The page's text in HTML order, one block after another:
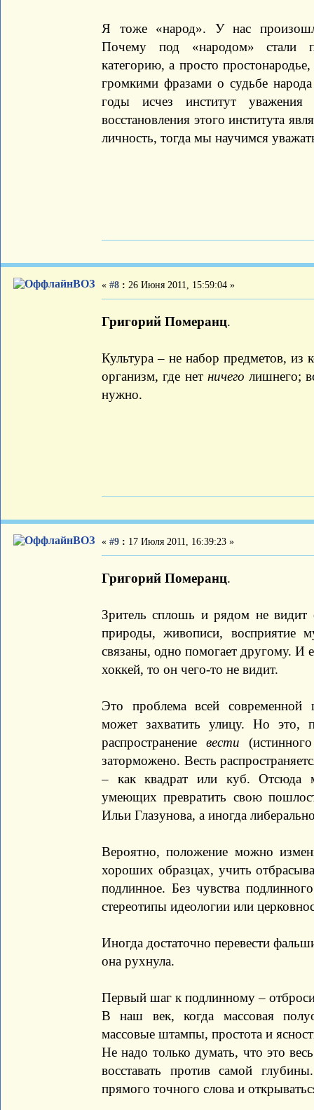
Я тоже «народ». У нас
Почему под «народом» стали
категорию, а просто
громкими фразами о судьбе
годы исчез институт
восстановления этого института
личность, тогда мы научимся
ВОЗ « #8 : 26 Июня 2011, 15:59:04 »
Григорий Померанц.
Культура – не набор предметов,
организм, где нет ничего лишнего;
нужно.
ВОЗ « #9 : 17 Июля 2011, 16:39:23 »
Григорий Померанц.
Зритель сплошь и рядом не видит
природы, живописи, восприятие
связаны, одно помогает другому. И
хоккей, то он чего-то не видит.
Это проблема всей современной
может захватить улицу. Но это,
распространение вести
заторможено. Весть
– как квадрат или куб. Отсюда
умеющих превратить свою
Ильи Глазунова, а иногда
Вероятно, положение можно
хороших образцах, учить
подлинное. Без чувства
стереотипы идеологии или
Иногда достаточно перевести
она рухнула.
Первый шаг к подлинному –
В наш век, когда массовая
массовые штампы, простота и
Не надо только думать, что это
восставать против самой
прямого точного слова и